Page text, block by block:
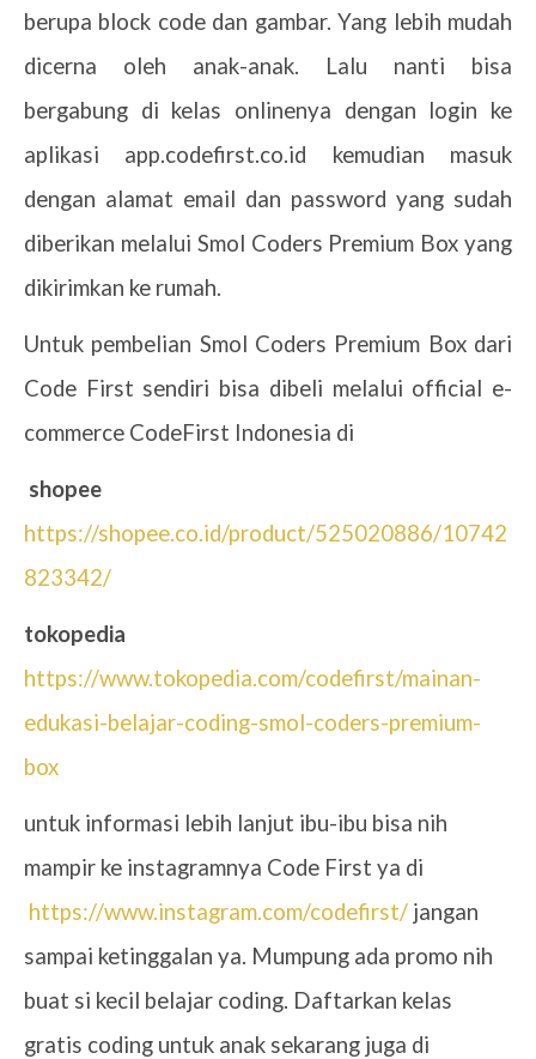
berupa block code dan gambar. Yang lebih mudah
dicerna oleh anak-anak. Lalu nanti bisa
bergabung di kelas onlinenya dengan login ke
aplikasi app.codefirst.co.id kemudian masuk
dengan alamat email dan password yang sudah
diberikan melalui Smol Coders Premium Box yang
dikirimkan ke rumah.
Untuk pembelian Smol Coders Premium Box dari
Code First sendiri bisa dibeli melalui official e-
commerce CodeFirst Indonesia di
shopee
https://shopee.co.id/product/525020886/10742
823342/
tokopedia
https://www.tokopedia.com/codefirst/mainan-
edukasi-belajar-coding-smol-coders-premium-
box
untuk informasi lebih lanjut ibu-ibu bisa nih
mampir ke instagramnya Code First ya di
https://www.instagram.com/codefirst/ jangan
sampai ketinggalan ya. Mumpung ada promo nih
buat si kecil belajar coding. Daftarkan kelas
gratis coding untuk anak sekarang juga di